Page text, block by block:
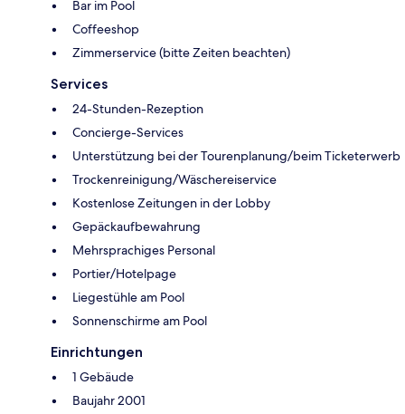
Bar im Pool
Coffeeshop
Zimmerservice (bitte Zeiten beachten)
Services
24-Stunden-Rezeption
Concierge-Services
Unterstützung bei der Tourenplanung/beim Ticketerwerb
Trockenreinigung/Wäschereiservice
Kostenlose Zeitungen in der Lobby
Gepäckaufbewahrung
Mehrsprachiges Personal
Portier/Hotelpage
Liegestühle am Pool
Sonnenschirme am Pool
Einrichtungen
1 Gebäude
Baujahr 2001